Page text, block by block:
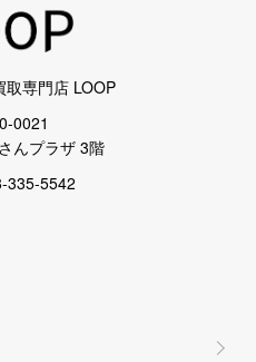
取専門店 LOOP
0021
んプラザ 3階
335-5542